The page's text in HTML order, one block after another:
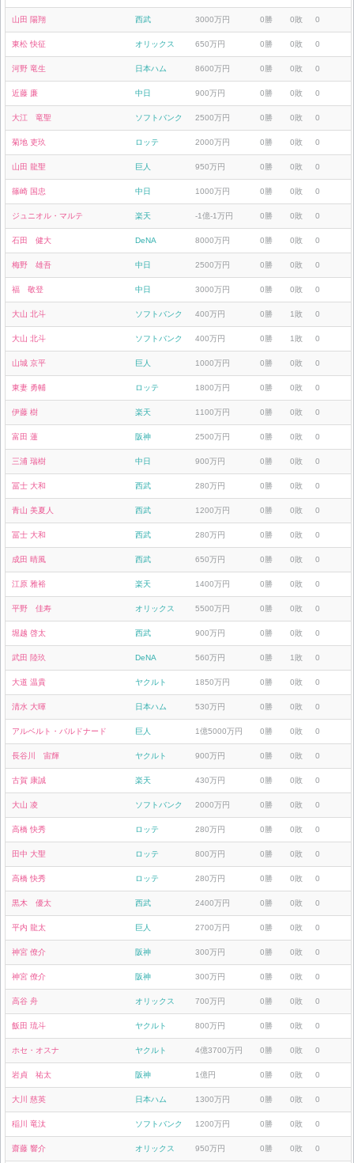
山田 陽翔 西武 3000万円 0勝 0敗 0
東松 快征 オリックス 650万円 0勝 0敗 0
河野 竜生 日本ハム 8600万円 0勝 0敗 0
近藤 廉 中日 900万円 0勝 0敗 0
大江 竜聖 ソフトバンク 2500万円 0勝 0敗 0
菊地 吏玖 ロッテ 2000万円 0勝 0敗 0
山田 龍聖 巨人 950万円 0勝 0敗 0
篠崎 国忠 中日 1000万円 0勝 0敗 0
ジュニオル・マルテ 楽天 -1億-1万円 0勝 0敗 0
石田 健大 DeNA 8000万円 0勝 0敗 0
梅野 雄吾 中日 2500万円 0勝 0敗 0
福 敬登 中日 3000万円 0勝 0敗 0
大山 北斗 ソフトバンク 400万円 0勝 1敗 0
大山 北斗 ソフトバンク 400万円 0勝 1敗 0
山城 京平 巨人 1000万円 0勝 0敗 0
東妻 勇輔 ロッテ 1800万円 0勝 0敗 0
伊藤 樹 楽天 1100万円 0勝 0敗 0
富田 蓮 阪神 2500万円 0勝 0敗 0
三浦 瑞樹 中日 900万円 0勝 0敗 0
冨士 大和 西武 280万円 0勝 0敗 0
青山 美夏人 西武 1200万円 0勝 0敗 0
冨士 大和 西武 280万円 0勝 0敗 0
成田 晴風 西武 650万円 0勝 0敗 0
江原 雅裕 楽天 1400万円 0勝 0敗 0
平野 佳寿 オリックス 5500万円 0勝 0敗 0
堀越 啓太 西武 900万円 0勝 0敗 0
武田 陸玖 DeNA 560万円 0勝 1敗 0
大道 温貴 ヤクルト 1850万円 0勝 0敗 0
清水 大暉 日本ハム 530万円 0勝 0敗 0
アルベルト・バルドナード 巨人 1億5000万円 0勝 0敗 0
長谷川 宙輝 ヤクルト 900万円 0勝 0敗 0
古賀 康誠 楽天 430万円 0勝 0敗 0
大山 凌 ソフトバンク 2000万円 0勝 0敗 0
高橋 快秀 ロッテ 280万円 0勝 0敗 0
田中 大聖 ロッテ 800万円 0勝 0敗 0
高橋 快秀 ロッテ 280万円 0勝 0敗 0
黒木 優太 西武 2400万円 0勝 0敗 0
平内 龍太 巨人 2700万円 0勝 0敗 0
神宮 僚介 阪神 300万円 0勝 0敗 0
神宮 僚介 阪神 300万円 0勝 0敗 0
高谷 舟 オリックス 700万円 0勝 0敗 0
飯田 琉斗 ヤクルト 800万円 0勝 0敗 0
ホセ・オスナ ヤクルト 4億3700万円 0勝 0敗 0
岩貞 祐太 阪神 1億円 0勝 0敗 0
大川 慈英 日本ハム 1300万円 0勝 0敗 0
稲川 竜汰 ソフトバンク 1200万円 0勝 0敗 0
齋藤 響介 オリックス 950万円 0勝 0敗 0